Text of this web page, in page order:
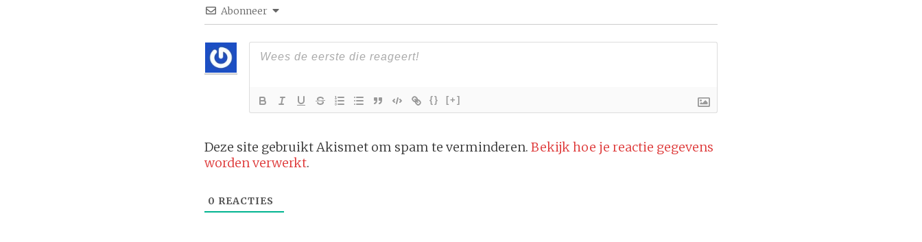
Abonneer
{} [+]
Deze site gebruikt Akismet om spam te verminderen. Bekijk hoe je reactie gegevens
worden verwerkt.
0 REACTIES